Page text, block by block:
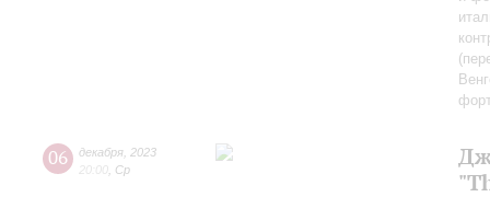
06 декабря 2023
20:00 Ср